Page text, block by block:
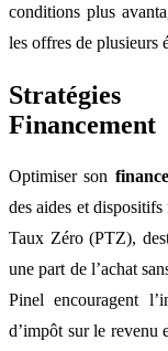
conditions plus
les offres de plusieurs
Financement
Optimiser son
des aides et
Taux Zéro (PTZ),
une part de l’achat
Pinel encouragent
d’impôt sur le revenu